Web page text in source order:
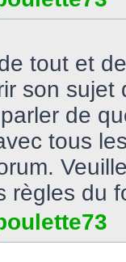
tout et
son sujet
de
tous
règles du